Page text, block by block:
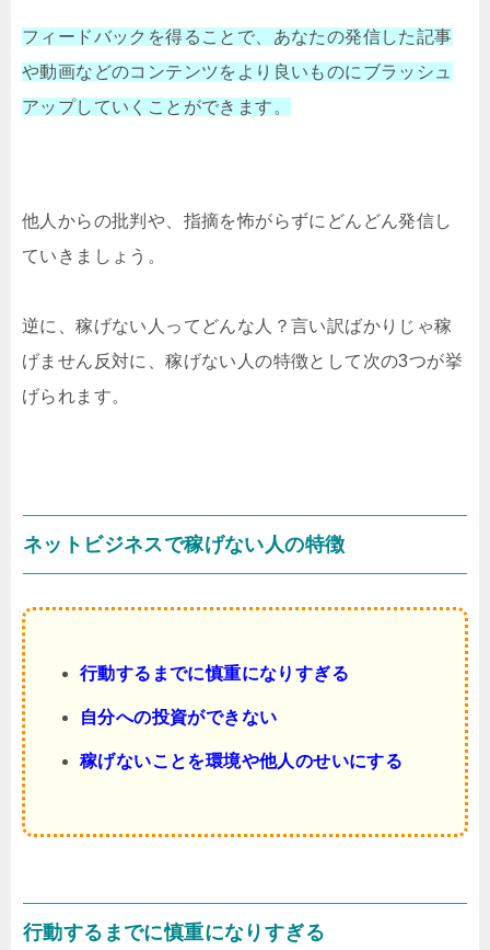
フィードバックを得ることで、あなたの発信した記事
や動画などのコンテンツをより良いものにブラッシュ
アップしていくことができます。
他人からの批判や、指摘を怖がらずにどんどん発信し
ていきましょう。
逆に、稼げない人ってどんな人？言い訳ばかりじゃ稼
げません反対に、稼げない人の特徴として次の3つが挙
げられます。
ネットビジネスで稼げない人の特徴
行動するまでに慎重になりすぎる
自分への投資ができない
稼げないことを環境や他人のせいにする
行動するまでに慎重になりすぎる